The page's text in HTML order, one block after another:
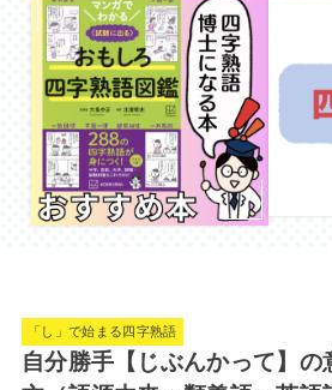
「し」で始まる四字熟語
自分勝手【じぶんかって】の